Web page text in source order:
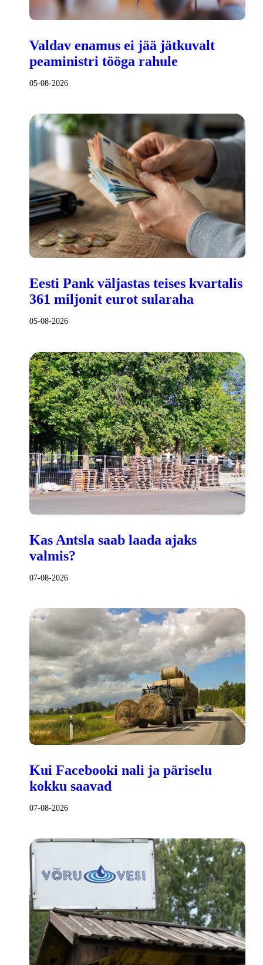
Valdav enamus ei jää jätkuvalt
peaministri tööga rahule
05-08-2026
Eesti Pank väljastas teises kvartalis
361 miljonit eurot sularaha
05-08-2026
Kas Antsla saab laada ajaks
valmis?
07-08-2026
Kui Facebooki nali ja päriselu
kokku saavad
07-08-2026